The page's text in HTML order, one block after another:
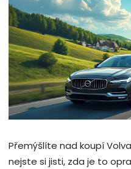
Přemýšlíte nad koupí
nejste si jisti, zda je to